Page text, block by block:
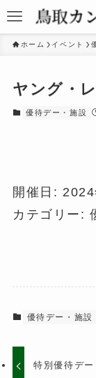
ホーム イベント
ヤング・
優待デー・施設
開催日:
カテゴリー:
優待デー・施設
特別優待デー